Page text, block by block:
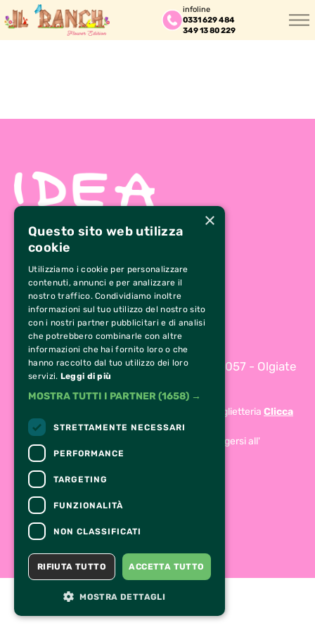
infoline
0331 629 484
349 13 80 229
CONTATTI
0331 629 484
349 13 80 229
parco@ideavillage.it
Via San Francesco D’Assisi 19/21, 21057 - Olgiate
Olona (VA)
Per informazioni e supporto all'acquisto della biglietteria Clicca
qui
Per informazioni sul programma e l'evento, rivolgersi all'
organizzatore.
Dichiarazione di accessibilità
×
Questo sito web utilizza
cookie
Utilizziamo i cookie per personalizzare
contenuti, annunci e per analizzare il
nostro traffico. Condividiamo inoltre
informazioni sul tuo utilizzo del nostro sito
con i nostri partner pubblicitari e di analisi
che potrebbero combinarle con altre
informazioni che hai fornito loro o che
hanno raccolto dal tuo utilizzo dei loro
servizi. Leggi di più
MOSTRA TUTTI I PARTNER (1658) →
STRETTAMENTE NECESSARI
PERFORMANCE
TARGETING
FUNZIONALITÀ
NON CLASSIFICATI
ACCETTA TUTTO
RIFIUTA TUTTO
MOSTRA DETTAGLI